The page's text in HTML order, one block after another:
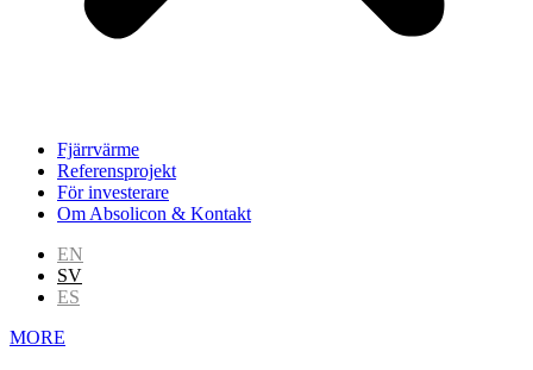
Fjärrvärme
Referensprojekt
För investerare
Om Absolicon & Kontakt
EN
SV
ES
MORE